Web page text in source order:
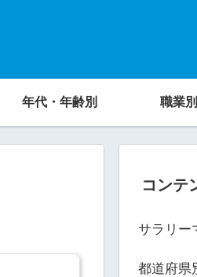
年代・年齢別 職業
コンテ
サラリー
都道府県